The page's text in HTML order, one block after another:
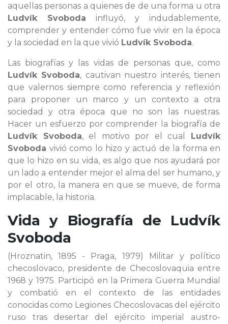
aquellas personas a quienes de de una forma u otra
Ludvík Svoboda influyó, y indudablemente,
comprender y entender cómo fue vivir en la época
y la sociedad en la que vivió Ludvík Svoboda.
Las biografías y las vidas de personas que, como
Ludvík Svoboda, cautivan nuestro interés, tienen
que valernos siempre como referencia y reflexión
para proponer un marco y un contexto a otra
sociedad y otra época que no son las nuestras.
Hacer un esfuerzo por comprender la biografía de
Ludvík Svoboda, el motivo por el cual Ludvík
Svoboda vivió como lo hizo y actuó de la forma en
que lo hizo en su vida, es algo que nos ayudará por
un lado a entender mejor el alma del ser humano, y
por el otro, la manera en que se mueve, de forma
implacable, la historia.
Vida y Biografía de Ludvík
Svoboda
(Hroznatin, 1895 - Praga, 1979) Militar y político
checoslovaco, presidente de Checoslovaquia entre
1968 y 1975. Participó en la Primera Guerra Mundial
y combatió en el contexto de las entidades
conocidas como Legiones Checoslovacas del ejército
ruso tras desertar del ejército imperial austro-